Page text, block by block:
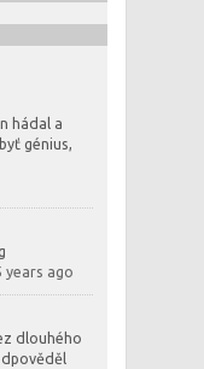
hádal a
génius,
years ago
dlouhého